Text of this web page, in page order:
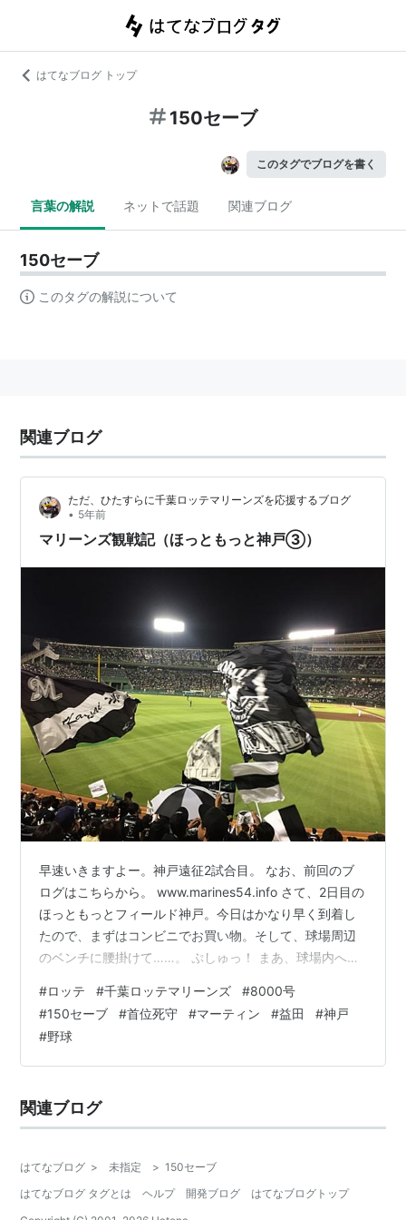
はてなブログ トップ
150セーブ
このタグでブログを書く
言葉の解説 ネットで話題 関連ブログ
150セーブ
このタグの解説について
関連ブログ
ただ、ひたすらに千葉ロッテマリーンズを応援するブログ
• 5年前
マリーンズ観戦記（ほっともっと神戸③）
早速いきますよー。神戸遠征2試合目。 なお、前回のブ
ログはこちらから。 www.marines54.info さて、2日目の
ほっともっとフィールド神戸。今日はかなり早く到着し
たので、まずはコンビニでお買い物。そして、球場周辺
のベンチに腰掛けて……。 ぷしゅっ！ まあ、球場内への
ール飲料の販売も中止してるけど、球場周辺での飲酒に
ついては禁止も注意もされていないので、しっかりとマ
スクを着用しつつ、まわりに迷惑を掛けないように、ひ
とりでしっぽり呑み。嗚呼、やっぱり野球観戦にアルコ
ほんとしあわせー。 で…
#ロッテ #千葉ロッテマリーンズ #8000号
#150セーブ #首位死守 #マーティン #益田 #神戸
#野球
関連ブログ
はてなブログ > 未指定 > 150セーブ
はてなブログ タグとは
ヘルプ 開発ブログ
はてなブログトップ